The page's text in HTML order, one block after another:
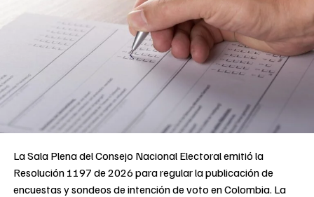
La Sala Plena del Consejo Nacional Electoral emitió la
Resolución 1197 de 2026 para regular la publicación de
encuestas y sondeos de intención de voto en Colombia. La